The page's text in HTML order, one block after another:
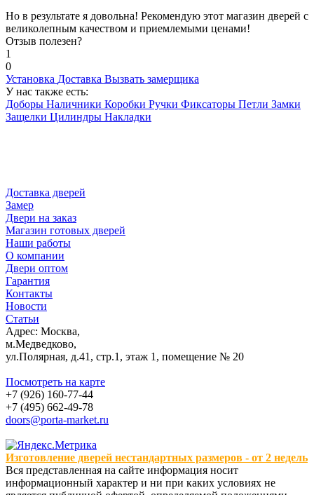
Но в результате я довольна! Рекомендую этот магазин дверей с
великолепным качеством и приемлемыми ценами!
Отзыв полезен?
1
0
Установка Доставка Вызвать замерщика
У нас также есть:
Доборы Наличники Коробки Ручки Фиксаторы Петли Замки
Защелки Цилиндры Накладки
Доставка дверей
Замер
Двери на заказ
Магазин готовых дверей
Наши работы
О компании
Двери оптом
Гарантия
Контакты
Новости
Статьи
Адрес: Москва,
м.Медведково,
ул.Полярная, д.41, стр.1, этаж 1, помещение № 20
Посмотреть на карте
+7 (926) 160-77-44
+7 (495) 662-49-78
doors@porta-market.ru
Изготовление дверей нестандартных размеров - от 2 недель
Вся представленная на сайте информация носит
информационный характер и ни при каких условиях не